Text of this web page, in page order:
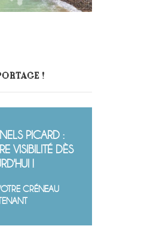
!
PICARD :
VISIBILITÉ DÈS
!
CRÉNEAU